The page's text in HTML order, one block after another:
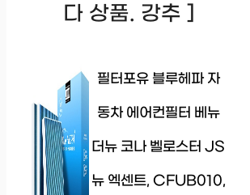
다 상품. 강추 ]
필터포유 블루헤파 자
동차 에어컨필터 베뉴
더뉴 코나 벨로스터 JS
뉴 엑센트, CFUB010,